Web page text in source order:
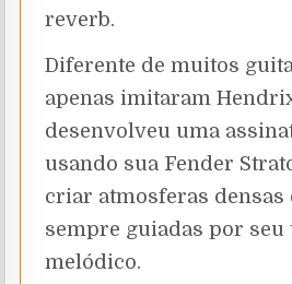
reverb.
Diferente de muitos
apenas imitaram
desenvolveu uma
usando sua Fender
criar atmosferas densas
sempre guiadas por seu
melódico.